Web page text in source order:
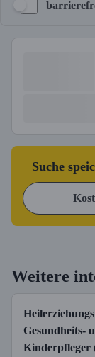
Suche
Weitere
Gesundheits-
Kinderpfleger